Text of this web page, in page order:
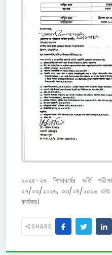
২০২৫-২৬ শিক্ষাবর্ষের ভর্তি
২৭/০৩/২০২৬, ০৩/০৪/২০২৬ এবং
কার্যকর।
SHARE